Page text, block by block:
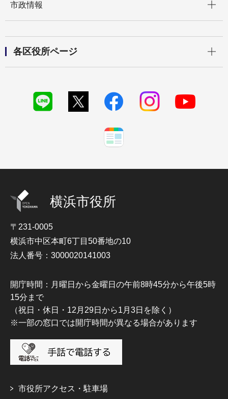
市政情報
各区役所ページ
横浜市役所
〒231-0005
横浜市中区本町6丁目50番地の10
法人番号：3000020141003
開庁時間：月曜日から金曜日の午前8時45分から午後5時
15分まで
（祝日・休日・12月29日から1月3日を除く）
※一部の窓口では開庁時間が異なる場合があります
市役所アクセス・駐車場